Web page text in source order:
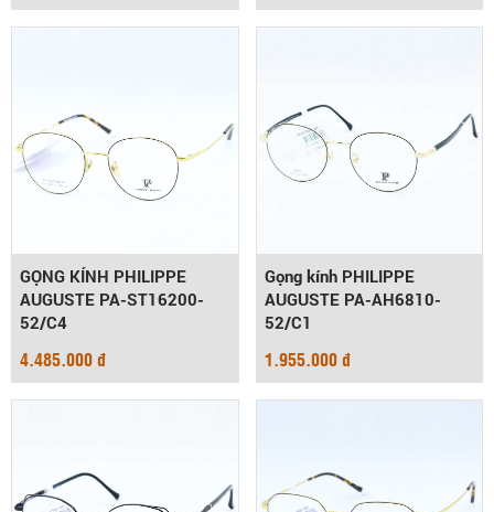
GỌNG KÍNH PHILIPPE
AUGUSTE PA-ST16200-
52/C4
4.485.000 đ
Gọng kính PHILIPPE
AUGUSTE PA-AH6810-
52/C1
1.955.000 đ